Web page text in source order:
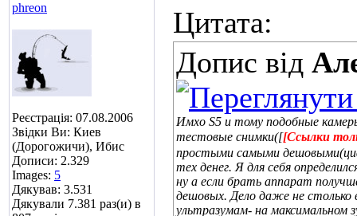
phreon
Реєстрація: 07.08.2006
Звідки Ви: Киев
(Дорогожичи), Ибис
Дописи: 2.329
Images: 5
Дякував: 3.531
Дякували 7.381 раз(и) в
Цитата:
Допис від
Имхо S5 и тому подобные
тестовые снимки([[Ссылки
простыми самыми
тех денег. Я для себя
ну а если брать аппарат
дешовых. Дело даже не столько
ультразумам- на максимальном